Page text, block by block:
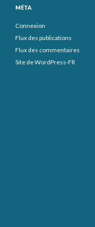
MÉTA
Connexion
Flux des publications
Flux des commentaires
Site de WordPress-FR